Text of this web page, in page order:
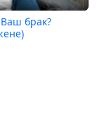
брак?